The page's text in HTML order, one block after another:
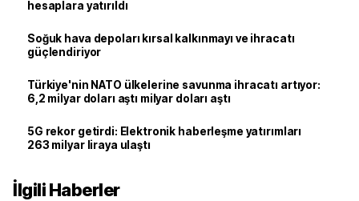
hesaplara yatırıldı
Soğuk hava depoları kırsal kalkınmayı ve ihracatı
güçlendiriyor
Türkiye'nin NATO ülkelerine savunma ihracatı artıyor:
6,2 milyar doları aştı milyar doları aştı
5G rekor getirdi: Elektronik haberleşme yatırımları
263 milyar liraya ulaştı
İlgili Haberler